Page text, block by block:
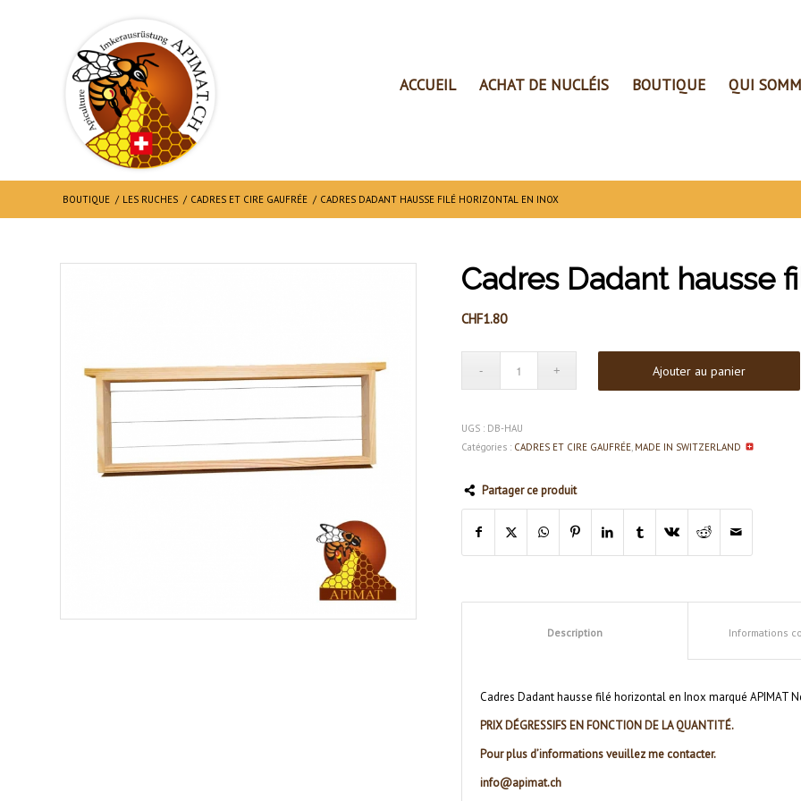
ACCUEIL ACHAT DE NUCLÉIS BOUTIQUE QUI
BOUTIQUE / LES RUCHES / CADRES ET CIRE GAUFRÉE / CADRES DADANT HAUSSE FILÉ HORIZONTAL EN INOX
Cadres Dadant hausse
CHF1.80
Ajouter au panier
UGS : DB-HAU
Catégories : CADRES ET CIRE GAUFRÉE, MADE IN SWITZERLAND
Partager ce produit
Description Informations
Cadres Dadant hausse filé horizontal en Inox marqué APIMAT
PRIX DÉGRESSIFS EN FONCTION DE LA QUANTITÉ.
Pour plus d’informations veuillez me contacter.
info@apimat.ch